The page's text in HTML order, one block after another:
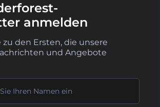
anmelden
zu den Ersten, die unsere
und Angebote